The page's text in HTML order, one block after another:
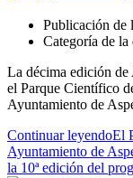
Publicación de
Categoría de la
La décima edición
el Parque Científico
Ayuntamiento de
Continuar leyendoEl
Ayuntamiento de
la 10ª edición del